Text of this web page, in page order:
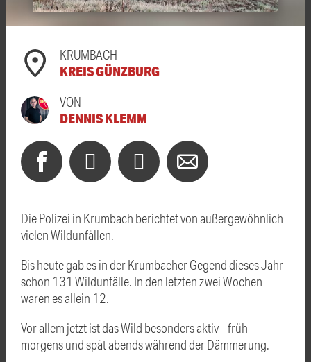
KRUMBACH
KREIS GÜNZBURG
VON
DENNIS KLEMM
Die Polizei in Krumbach berichtet von außergewöhnlich
vielen Wildunfällen.
Bis heute gab es in der Krumbacher Gegend dieses Jahr
schon 131 Wildunfälle. In den letzten zwei Wochen
waren es allein 12.
Vor allem jetzt ist das Wild besonders aktiv – früh
morgens und spät abends während der Dämmerung.